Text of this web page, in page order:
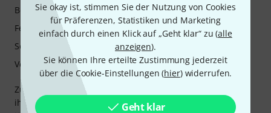
Sie okay ist, stimmen Sie der Nutzung von Cookies
für Präferenzen, Statistiken und Marketing
einfach durch einen Klick auf „Geht klar“ zu (alle
anzeigen).
Sie können Ihre erteilte Zustimmung jederzeit
über die Cookie-Einstellungen (hier) widerrufen.
Geht klar
Zunächst einmal sollten Sie sich Cory Wong anhören (oder
ihn sich noch einmal anhören), um die Wirkung dieses
Bedienung
Features
Sound
Verarbeitung